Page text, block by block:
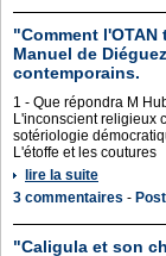
"Comment
Manuel de
contemporains.
1 - Que répondra M
L'inconscient religieux
sotériologie
L'étoffe et les coutures
lire la suite
3 commentaires -
"Caligula et son